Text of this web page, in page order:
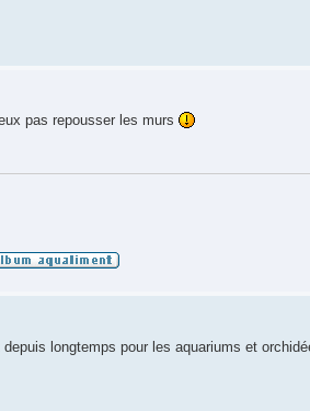
pas repousser les murs
longtemps pour les aquariums et